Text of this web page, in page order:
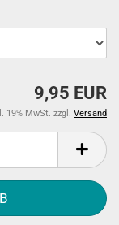
9,95 EUR
19% MwSt. zzgl. Versand